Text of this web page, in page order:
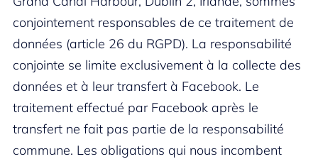
conjointement responsables de ce traitement de
données (article 26 du RGPD). La responsabilité
conjointe se limite exclusivement à la collecte des
données et à leur transfert à Facebook. Le
traitement effectué par Facebook après le
transfert ne fait pas partie de la responsabilité
commune. Les obligations qui nous incombent